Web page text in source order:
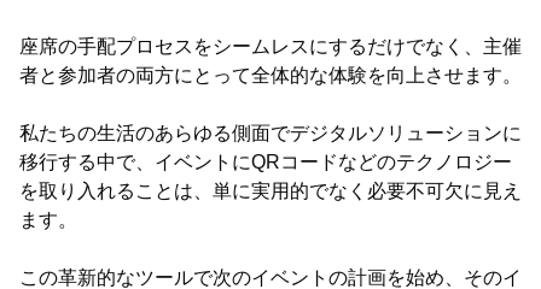
座席の手配プロセスをシームレスにするだけでなく、主催
者と参加者の両方にとって全体的な体験を向上させます。
私たちの生活のあらゆる側面でデジタルソリューションに
移行する中で、イベントにQRコードなどのテクノロジー
を取り入れることは、単に実用的でなく必要不可欠に見え
ます。
この革新的なツールで次のイベントの計画を始め、そのイ